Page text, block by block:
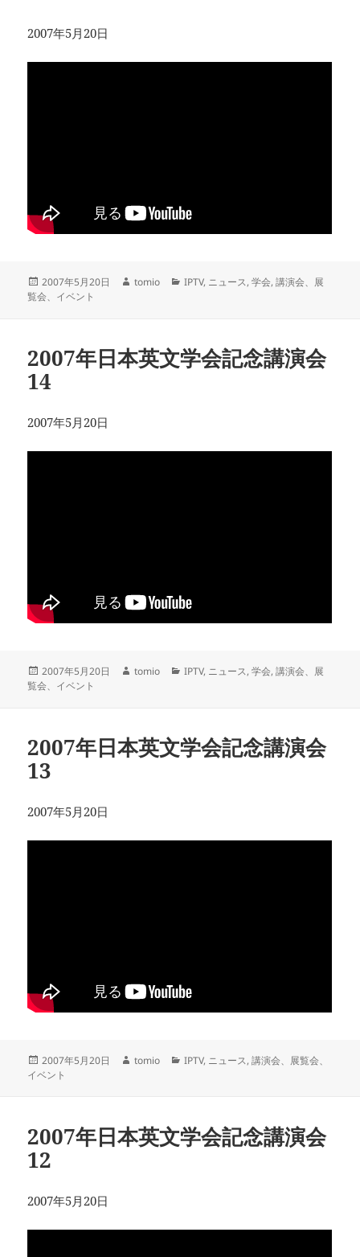
2007年5月20日
投
稿
2007年5月20日
作
tomio
カ
IPTV, ニュース,学会,講演会、展
覧会、イベント
2007年日本英文学会記念講演会
14
2007年5月20日
投
稿
2007年5月20日
作
tomio
カ
IPTV, ニュース,学会,講演会、展
覧会、イベント
2007年日本英文学会記念講演会
13
2007年5月20日
投
稿
2007年5月20日
作
tomio
カ
IPTV, ニュース,講演会、展覧会、
イベント
2007年日本英文学会記念講演会
12
2007年5月20日